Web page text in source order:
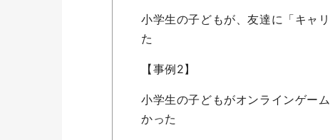
小学生の子どもが、友達に「キャ
た
【事例2】
小学生の子どもがオンラインゲー
かった